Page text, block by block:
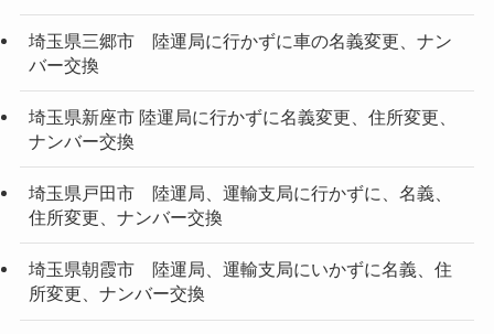
埼玉県三郷市 陸運局に行かずに車の名義変更、ナン
バー交換
埼玉県新座市 陸運局に行かずに名義変更、住所変更、
ナンバー交換
埼玉県戸田市 陸運局、運輸支局に行かずに、名義、
住所変更、ナンバー交換
埼玉県朝霞市 陸運局、運輸支局にいかずに名義、住
所変更、ナンバー交換